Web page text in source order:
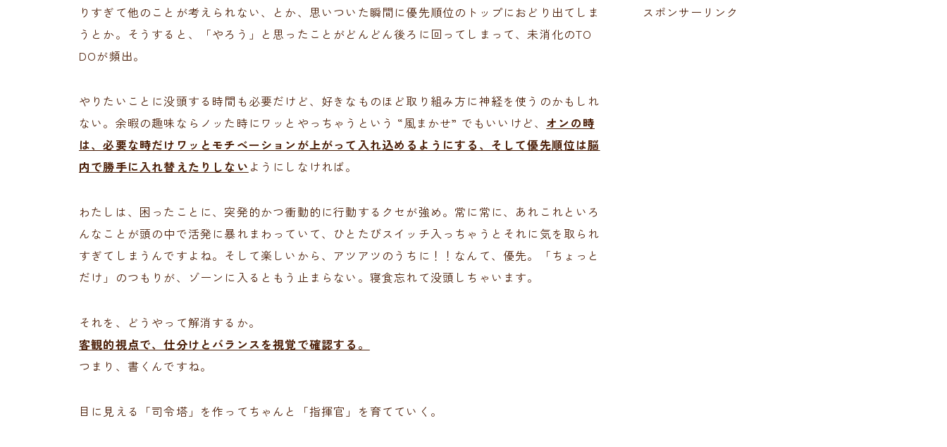
りすぎて他のことが考えられない、とか、思いついた瞬間に優先順位のトップにおどり出てしま
うとか。そうすると、「やろう」と思ったことがどんどん後ろに回ってしまって、未消化のTO
DOが頻出。
やりたいことに没頭する時間も必要だけど、好きなものほど取り組み方に神経を使うのかもしれ
ない。余暇の趣味ならノッた時にワッとやっちゃうという “風まかせ” でもいいけど、 オンの時
は、必要な時だけワッとモチベーションが上がって入れ込めるようにする、そして優先順位は脳
内で勝手に入れ替えたりしない ようにしなければ。
わたしは、困ったことに、突発的かつ衝動的に行動するクセが強め。常に常に、あれこれといろ
んなことが頭の中で活発に暴れまわっていて、ひとたびスイッチ入っちゃうとそれに気を取られ
すぎてしまうんですよね。そして楽しいから、アツアツのうちに！！なんて、優先。「ちょっと
だけ」のつもりが、ゾーンに入るともう止まらない。寝食忘れて没頭しちゃいます。
それを、どうやって解消するか。
客観的視点で、仕分けとバランスを視覚で確認する。
つまり、書くんですね。
目に見える「司令塔」を作ってちゃんと「指揮官」を育てていく。
スポンサーリンク